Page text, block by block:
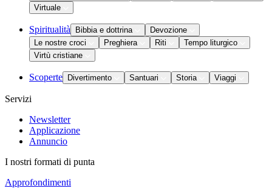
Virtuale
Spiritualità Bibbia e dottrina
Devozione
Le nostre croci
Preghiera Riti
Tempo liturgico
Virtù cristiane
Scoperte Divertimento Santuari Storia Viaggi
Servizi
Newsletter
Applicazione
Annuncio
I nostri formati di punta
Approfondimenti